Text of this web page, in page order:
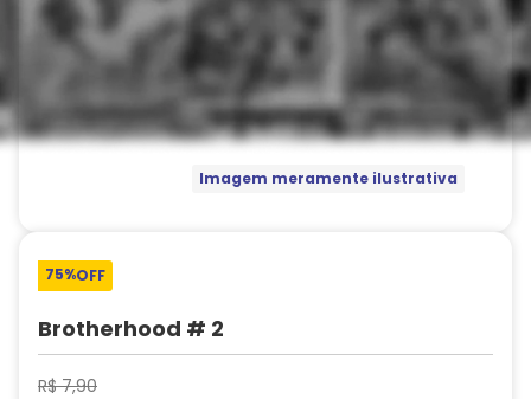
Imagem meramente ilustrativa
75%OFF
Brotherhood # 2
R$ 7,90